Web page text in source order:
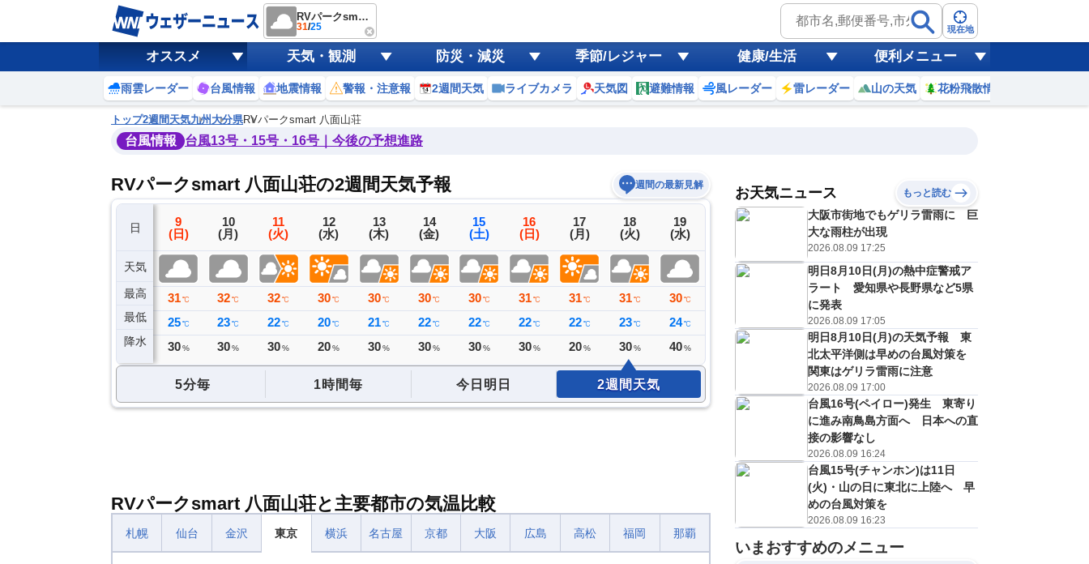
RVパークsmart 八面山荘
31/25 現在地
オススメ 天気・観測 防災・減災 季節/レジャー 健康/生活 便利メニュー
雨雲レーダー 台風情報 地震情報 警報・注意報 2週間天気 ライブカメラ 天気図 避難情報 風レーダー 雷レーダー 山の天気 花粉飛散情報
トップ2週間天気九州 大分県RVパークsmart 八面山荘
台風情報 台風13号・15号・16号｜今後の予想進路
RVパークsmart 八面山荘の2週間天気予報 週間の最新見解
日
天気
最高
最低
降水
8
(土)
32℃
26℃
ミリ
9
(日)
31 ℃
25 ℃
30 %
10
(月)
32 ℃
23 ℃
30 %
11
(火)
32 ℃
22 ℃
30 %
12
(水)
30 ℃
20 ℃
20 %
13
(木)
30℃
21℃
30%
14
(金)
30℃
22℃
30%
15
(土)
30℃
22℃
30%
16
(日)
31℃
22℃
30%
17
(月)
31 ℃
22 ℃
20 %
18
(火)
31 ℃
23 ℃
30 %
19
(水)
30 ℃
24 ℃
40 %
20
℃
22
(土)
E
31℃
23℃
30%
23
(日)
E
30
23℃
30%
B
C
D
？
5分毎 1時間毎 今日明日 2週間天気
RVパークsmart 八面山荘と主要都市の気温比較
札幌 仙台 金沢 東京 横浜 名古屋 京都 大阪 広島 高松 福岡 那覇
お天気ニュース もっと読む
大阪市街地でもゲリラ雷雨に 巨
大な雨柱が出現
2026.08.09 17:25
明日8月10日(月)の熱中症警戒ア
ラート 愛知県や長野県など5県
に発表
2026.08.09 17:05
明日8月10日(月)の天気予報 東
北太平洋側は早めの台風対策を
関東はゲリラ雷雨に注意
2026.08.09 17:00
台風16号(ペイロー)発生 東寄り
に進み南鳥島方面へ 日本への直
接の影響なし
2026.08.09 16:24
台風15号(チャンホン)は11日
(火)・山の日に東北に上陸へ 早
めの台風対策を
2026.08.09 16:23
いまおすすめのメニュー